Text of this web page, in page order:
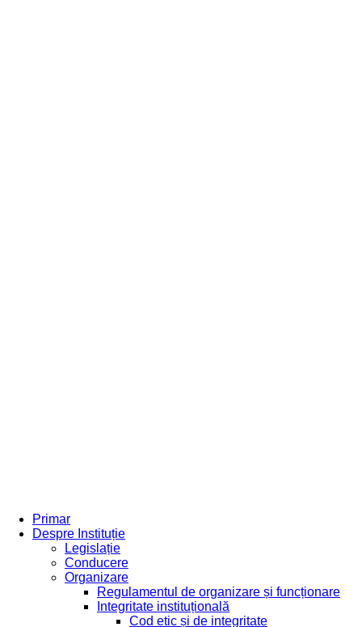
Primar
Despre Instituție
Legislație
Conducere
Organizare
Regulamentul de organizare și funcționare
Integritate instituțională
Cod etic și de integritate